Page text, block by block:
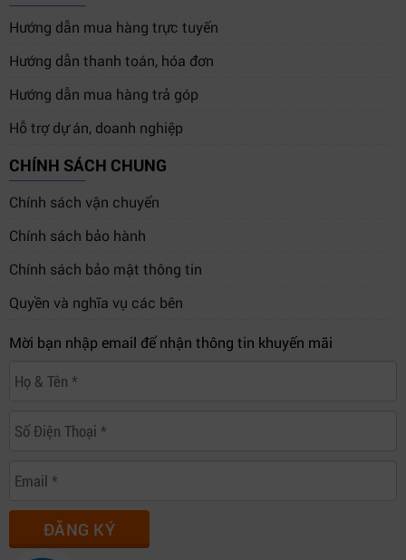
Hướng dẫn mua hàng trực tuyến
Hướng dẫn thanh toán, hóa đơn
Hướng dẫn mua hàng trả góp
Hỗ trợ dự án, doanh nghiệp
CHÍNH SÁCH CHUNG
Chính sách vận chuyển
Chính sách bảo hành
Chính sách bảo mật thông tin
Quyền và nghĩa vụ các bên
Mời bạn nhập email để nhận thông tin khuyến mãi
ĐĂNG KÝ